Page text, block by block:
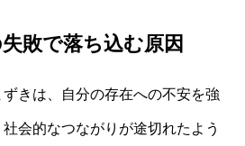
敗で落ち込む原因
きは、自分の存在への不安を強
会的なつながりが途切れたよう